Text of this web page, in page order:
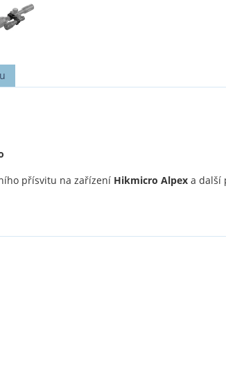
přísvitu na zařízení Hikmicro Alpexa další